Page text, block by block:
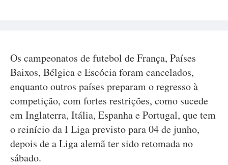
Os campeonatos de futebol de França, Países
Baixos, Bélgica e Escócia foram cancelados,
enquanto outros países preparam o regresso à
competição, com fortes restrições, como sucede
em Inglaterra, Itália, Espanha e Portugal, que tem
o reinício da I Liga previsto para 04 de junho,
depois de a Liga alemã ter sido retomada no
sábado.